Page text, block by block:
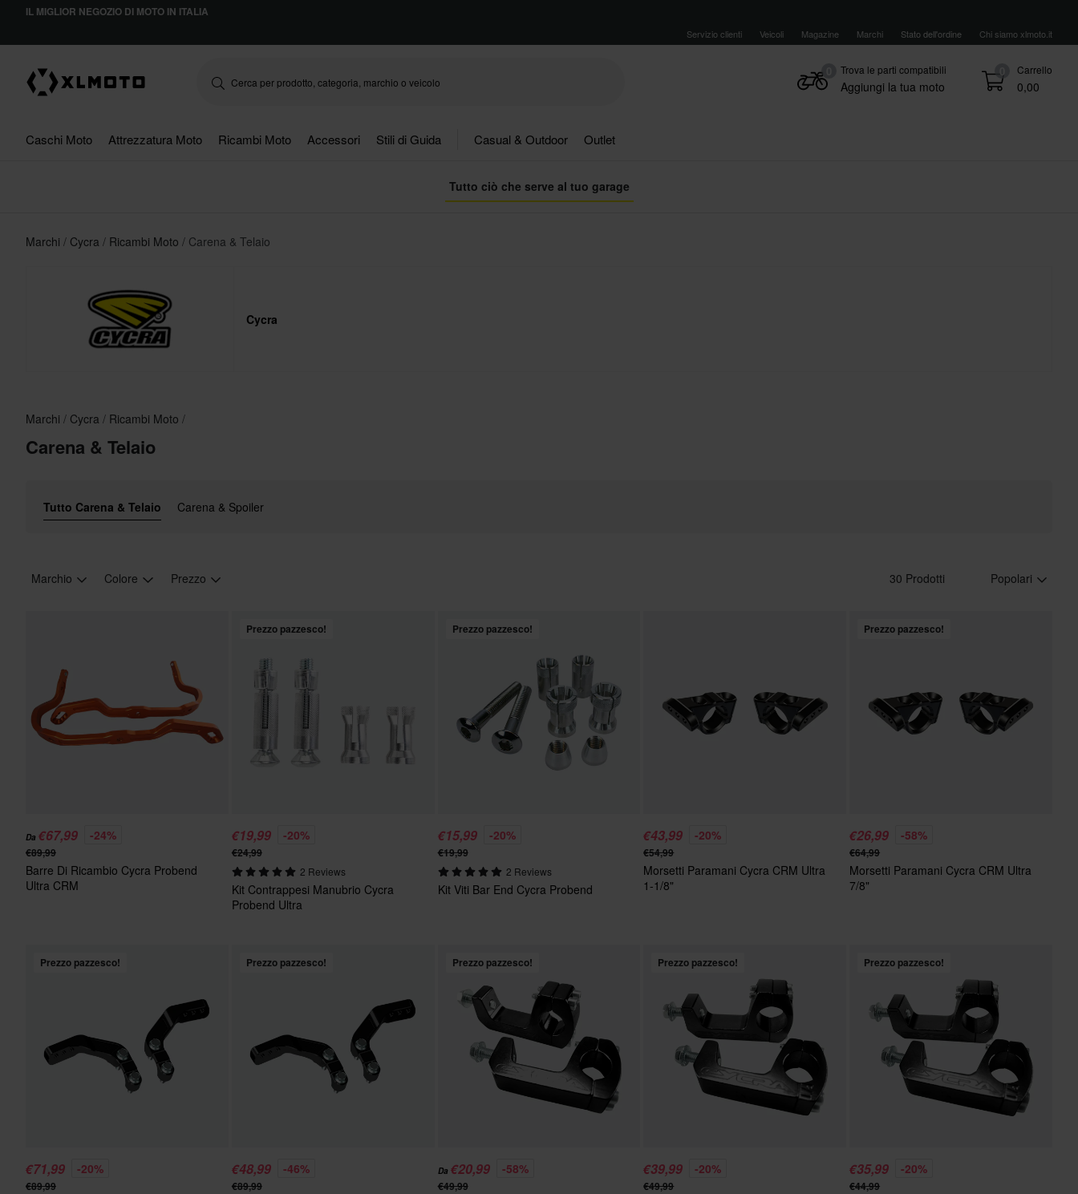
IL MIGLIOR NEGOZIO DI MOTO IN ITALIA
Servizio clienti Veicoli Magazine Marchi Stato dell'ordine Chi siamo xlmoto.it
0 Carrello
0,00
Trova le parti compatibili
Aggiungi la tua moto
Caschi Moto Attrezzatura Moto Ricambi Moto Accessori Stili di Guida Casual & Outdoor Outlet
Tutto ciò che serve al tuo garage
Marchi Cycra Ricambi Moto Carena & Telaio
Cycra
Marchi Cycra Ricambi Moto
Carena & Telaio
Tutto Carena & Telaio Carena & Spoiler
Marchio Colore Prezzo 30 Prodotti Popolari
Da €67,99 -24%
€89,99
Barre Di Ricambio Cycra Probend
Ultra CRM
Prezzo pazzesco!
€19,99 -20%
€24,99
2 Reviews
Kit Contrappesi Manubrio Cycra
Probend Ultra
Prezzo pazzesco!
€15,99 -20%
€19,99
2 Reviews
Kit Viti Bar End Cycra Probend
€43,99 -20%
€54,99
Morsetti Paramani Cycra CRM Ultra
1-1/8"
Prezzo pazzesco!
€26,99 -58%
€64,99
Morsetti Paramani Cycra CRM Ultra
7/8"
Prezzo pazzesco!
€71,99 -20%
€89,99
Prezzo pazzesco!
€48,99 -46%
€89,99
Prezzo pazzesco!
Da €20,99 -58%
€49,99
Prezzo pazzesco!
€39,99 -20%
€49,99
Prezzo pazzesco!
€35,99 -20%
€44,99